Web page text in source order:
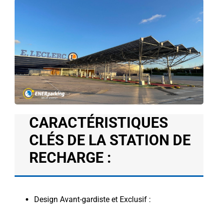
CARACTÉRISTIQUES
CLÉS DE LA STATION DE
RECHARGE :
Design Avant-gardiste et Exclusif :